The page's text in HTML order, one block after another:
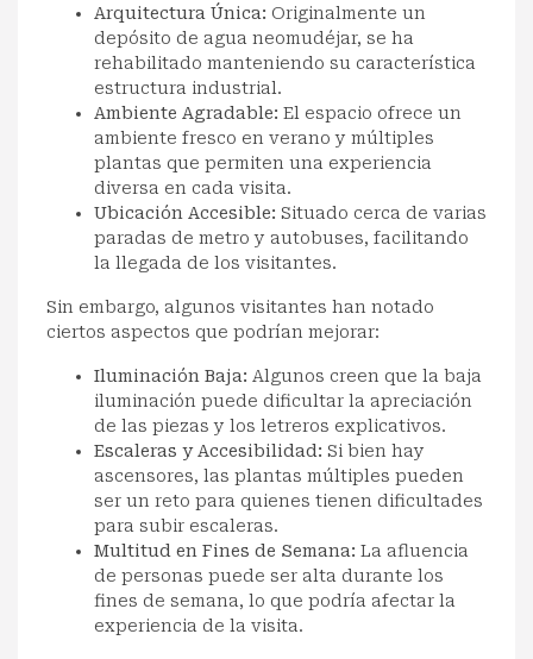
Arquitectura Única: Originalmente un
depósito de agua neomudéjar, se ha
rehabilitado manteniendo su característica
estructura industrial.
Ambiente Agradable: El espacio ofrece un
ambiente fresco en verano y múltiples
plantas que permiten una experiencia
diversa en cada visita.
Ubicación Accesible: Situado cerca de varias
paradas de metro y autobuses, facilitando
la llegada de los visitantes.
Sin embargo, algunos visitantes han notado
ciertos aspectos que podrían mejorar:
Iluminación Baja: Algunos creen que la baja
iluminación puede dificultar la apreciación
de las piezas y los letreros explicativos.
Escaleras y Accesibilidad: Si bien hay
ascensores, las plantas múltiples pueden
ser un reto para quienes tienen dificultades
para subir escaleras.
Multitud en Fines de Semana: La afluencia
de personas puede ser alta durante los
fines de semana, lo que podría afectar la
experiencia de la visita.